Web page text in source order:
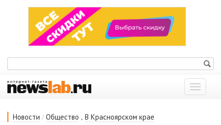
Показать
меню
Новости / Общество , В Красноярском крае